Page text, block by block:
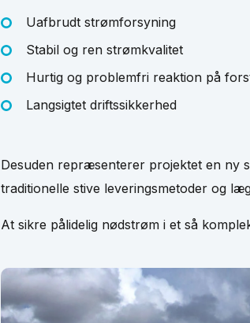
Uafbrudt strømforsyning
Stabil og ren strømkvalitet
Hurtig og problemfri reaktion på
Langsigtet driftssikkerhed
Desuden repræsenterer projektet en ny
traditionelle stive leveringsmetoder og
At sikre pålidelig nødstrøm i et så